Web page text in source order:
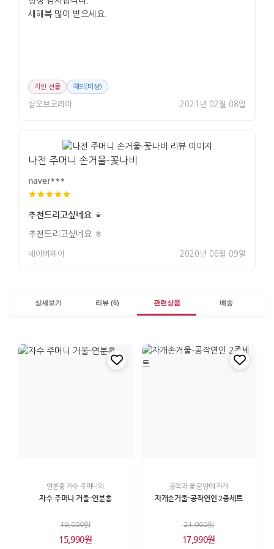
새해복 많이 받으세요.
지인 선물 해외(미상)
샵오브코리아 2021년 02월 08일
나전 주머니 손거울-꽃나비
naver***
추천드리고싶네요 ㅎ
추천드리고싶네요 ㅎ
네이버페이 2020년 06월 09일
상세보기 리뷰 (6) 관련상품 배송
연분홍 자수 주머니와
자수 주머니 거울-연분홍
19,000원
15,990원
공작과 꽃 문양에 자개
자개손거울-공작연인 2종세트
21,000원
17,990원